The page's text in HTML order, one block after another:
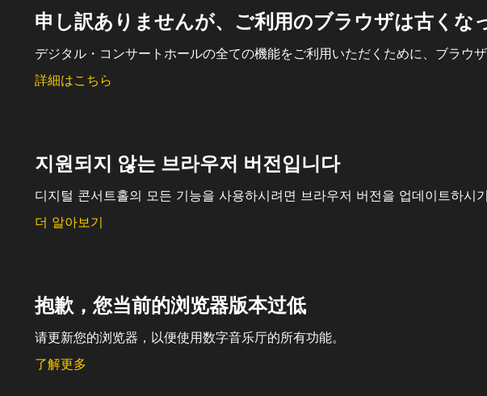
申し訳ありませんが、ご利用のブラウザは古くな
デジタル・コンサートホールの全ての機能をご利用いただくために、ブラウ
詳細はこちら
지원되지 않는 브라우저 버전입니다
디지털 콘서트홀의 모든 기능을 사용하시려면 브라우저 버전을 업데이트하시
더 알아보기
抱歉，您当前的浏览器版本过低
请更新您的浏览器，以便使用数字音乐厅的所有功能。
了解更多